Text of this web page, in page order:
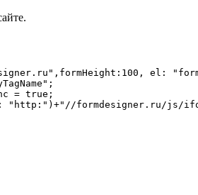
el:
= true;
formdesigner.ru/js/